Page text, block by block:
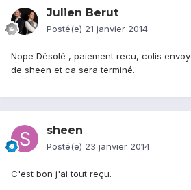
Julien Berut
Posté(e) 21 janvier 2014
Nope Désolé , paiement recu, colis
de sheen et ca sera terminé.
sheen
Posté(e) 23 janvier 2014
C'est bon j'ai tout reçu.